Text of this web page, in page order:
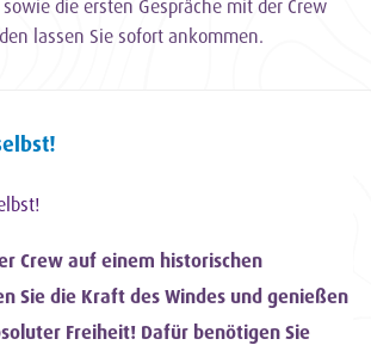
die ersten Gespräche mit der Crew
lassen Sie sofort ankommen.
Crew auf einem historischen
Sie die Kraft des Windes und genießen
Freiheit! Dafür benötigen Sie